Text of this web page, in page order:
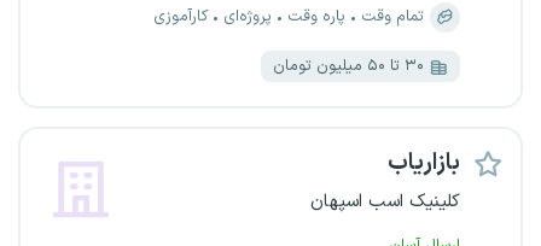
تمام وقت
پاره وقت پروژه‌ای کارآموزی
۳۰ تا ۵۰ میلیون تومان
بازاریاب
کلینیک اسب اسپهان